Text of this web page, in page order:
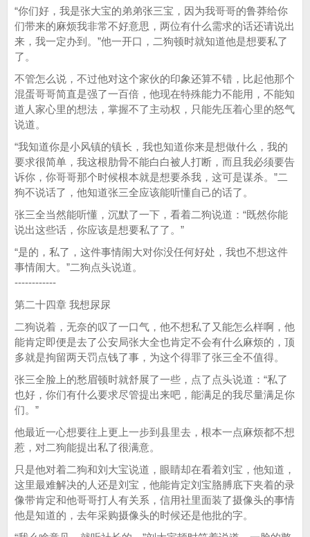
“你们好，我是张大宝的弟弟张三宝，因为我哥哥的鲁莽给你
们带来的麻烦我非常不好意思，两位有什么需求的话还请说出
来，我一定办到。”他一开口，二狗顿时就知道他是想要私了
了。
不管怎么说，不过他对这个家伙的印象还算不错，比起他那个
混蛋哥哥简直是强了一百倍，他现在特殊能力不能用，不能知
道人家心里的想法，掌握不了主动权，只能先压着心里的怒气
说道。
“我知道你是小风镇的镇长，我也知道你来是想做什么，我的
要求很简单，我这根肋骨不能白白被人打断，而且我必须要告
诉你，你哥哥那个时候根本就是想要杀我，这可是谋杀。”二
狗不说话了，他知道张三全应该能听懂自己的话了。
张三全当然能听懂，沉默了一下，看着二狗说道：“既然你能
说出这些话，你应该是想要私了了。”
“是的，私了，这件事情闹大对你没任何好处，我也不想这件
事情闹大。”二狗点头说道。
------------
第二十四章 我想尿尿
二狗说着，无奈的叹了一口气，他不想私了又能怎么样啊，他
能肯定即便是去了公安局张大全也肯定不会有什么麻烦的，顶
多就是拘留两天罚点钱了事，为这个得罪了张三全不值得。
张三全脸上的愁眉顿时就舒展了一些，点了点头说道：“私了
也好，你们有什么要求尽管提出来吧，能满足的我尽量满足你
们。”
他最近一心想要往上更上一步到县里去，根本一点麻烦都不想
惹，对二狗能提出私了很满意。
只是他对着二狗和刘大宝说道，眼睛却在看着刘宝，他知道，
这里最难解决的人还是刘宝，他能肯定刘宝胳膊底下夹着的录
像带肯定和他哥哥打人有关系，信用社里面装了摄像头的事情
他是知道的，去年采购摄像头的时候还是他批的字。